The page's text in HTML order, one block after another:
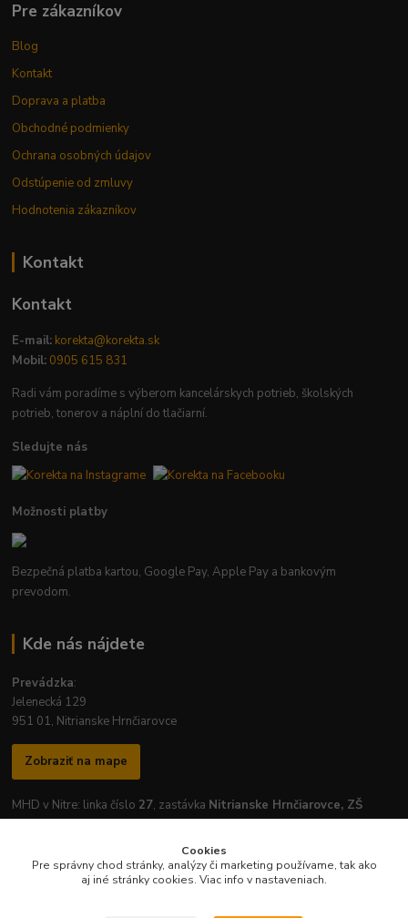
Pre zákazníkov
Blog
Kontakt
Doprava a platba
Obchodné podmienky
Ochrana osobných údajov
Odstúpenie od zmluvy
Hodnotenia zákazníkov
Kontakt
Kontakt
E-mail: korekta@korekta.sk
Mobil: 0905 615 831
Radi vám poradíme s výberom kancelárskych potrieb, školských
potrieb, tonerov a náplní do tlačiarní.
Sledujte nás
Možnosti platby
Bezpečná platba kartou, Google Pay, Apple Pay a bankovým
prevodom.
Kde nás nájdete
Prevádzka:
Jelenecká 129
951 01, Nitrianske Hrnčiarovce
Zobraziť na mape
MHD v Nitre: linka číslo 27, zastávka Nitrianske Hrnčiarovce, ZŠ
Otváracie hodiny prevádzky:
Cookies
Pre správny chod stránky, analýzy či marketing používame, tak ako
aj iné stránky cookies. Viac info v nastaveniach.